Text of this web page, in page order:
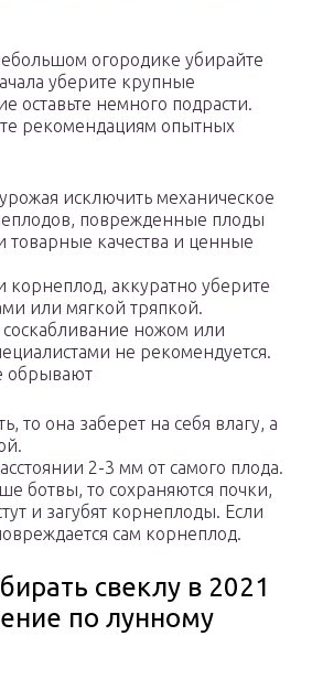
огородике убирайте
уберите крупные
оставьте немного подрасти.
рекомендациям опытных
исключить механическое
поврежденные плоды
товарные качества и ценные
аккуратно уберите
или мягкой тряпкой.
ножом или
не рекомендуется.
обрывают
то она заберет на себя влагу, а
2-3 мм от самого плода.
ботвы, то сохраняются почки,
и загубят корнеплоды. Если
сам корнеплод.
свеклу в 2021
по лунному